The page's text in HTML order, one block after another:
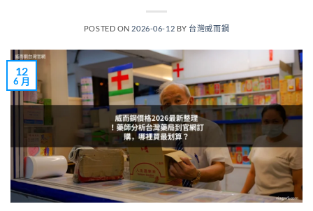
POSTED ON 2026-06-12 BY 台灣威而鋼
12
6 月